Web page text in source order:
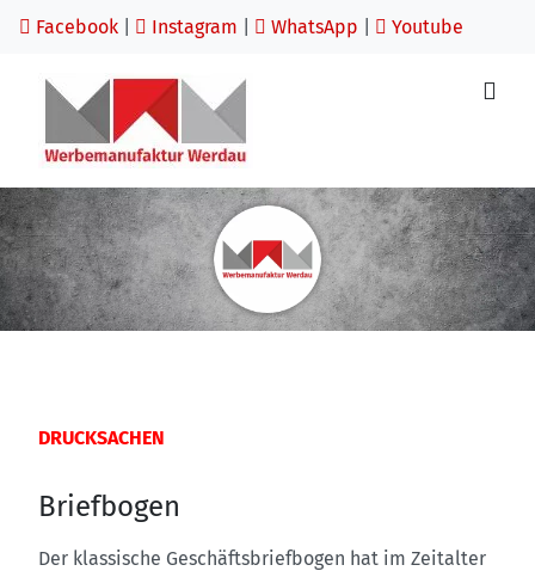
Facebook Instagram WhatsApp Youtube
DRUCKSACHEN
Briefbogen
Der klassische Geschäftsbriefbogen hat im Zeitalter